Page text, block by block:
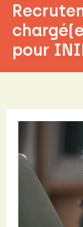
pour